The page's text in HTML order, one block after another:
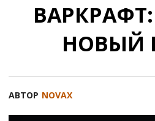
НОВЫЙ
АВТОР NOVAX